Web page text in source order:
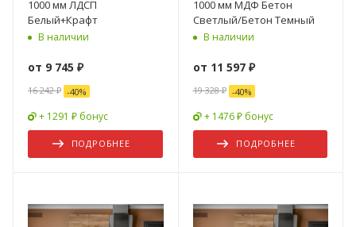
1000 мм ЛДСП
Белый+Крафт
В наличии
от 9 745 ₽
16 242 ₽ -40%
+ 1291 ₽ бонус
ПОДРОБНЕЕ
1000 мм МДФ Бетон
Светлый/Бетон Темный
В наличии
от 11 597 ₽
19 328 ₽ -40%
+ 1476 ₽ бонус
ПОДРОБНЕЕ